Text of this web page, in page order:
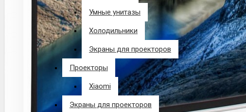
Умные унитазы
Холодильники
Экраны для проекторов
Проекторы
Xiaomi
Экраны для проекторов